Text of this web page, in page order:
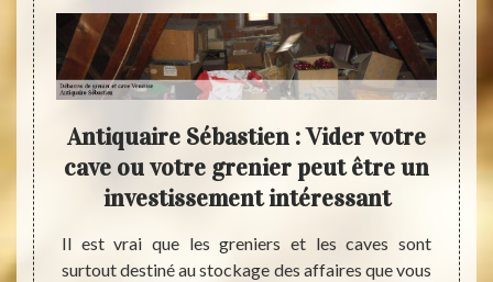
Antiquaire Sébastien : Vider votre
cave ou votre grenier peut être un
investissement intéressant
Il est vrai que les greniers et les caves sont
surtout destiné au stockage des affaires que vous
Si